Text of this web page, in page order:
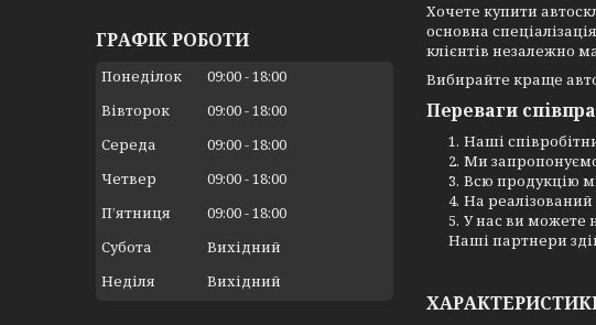
Хочете купити
основна
клієнтів незалежно
Вибирайте краще
Переваги
Наші
Ми
Всю продукцію
На реалізований
У нас ви можете
Наші партнери
ГРАФІК РОБОТИ
Понеділок 09:00 18:00
Вівторок
09:00 18:00
Середа
09:00 18:00
Четвер
09:00 18:00
Пʼятниця
09:00 18:00
Субота
Вихідний
Неділя
Вихідний